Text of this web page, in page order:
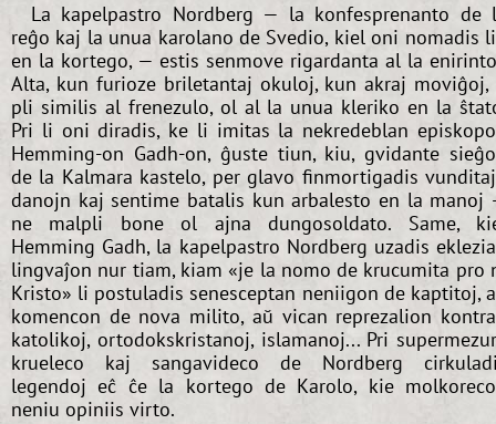
La kapelpastro Nordberg — la konfesprenanto de
reĝo kaj la unua karolano de Svedio, kiel oni nomadis
en la kortego, — estis senmove rigardanta al la
Alta, kun furioze briletantaj okuloj, kun akraj
pli similis al frenezulo, ol al la unua kleriko en la
Pri li oni diradis, ke li imitas la nekredeblan
Hemming-on Gadh-on, ĝuste tiun, kiu, gvidante
de la Kalmara kastelo, per glavo finmortigadis
danojn kaj sentime batalis kun arbalesto en la manoj
ne malpli bone ol ajna dungosoldato. Same,
Hemming Gadh, la kapelpastro Nordberg uzadis
lingvaĵon nur tiam, kiam «je la nomo de krucumita pro
Kristo» li postuladis senesceptan neniigon de kaptitoj,
komencon de nova milito, aŭ vican reprezalion
katolikoj, ortodokskristanoj, islamanoj... Pri
krueleco kaj sangavideco de Nordberg
legendoj eĉ ĉe la kortego de Karolo, kie
neniu opiniis virto.